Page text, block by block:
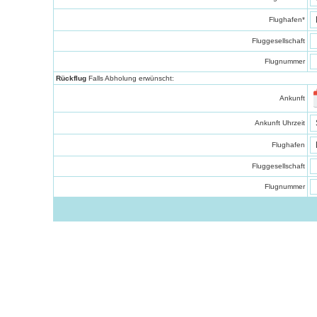
Flughafen*
Fluggesellschaft
Flugnummer
RückflugFalls Abholung erwünscht:
Ankunft
Ankunft Uhrzeit
Flughafen
Fluggesellschaft
Flugnummer